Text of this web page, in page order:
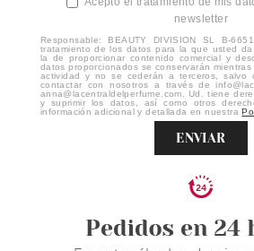
newsletter
Responsable: BEAUTY DIVISION SL B-
tratamiento de los datos para la que usted
la de proporcionar contenido comercial y
datos proporcionados se conservarán
actividad y no se cederán a terceros, salvo
contactar con nosotros a través de
anna@lacentraldelperfume.com. Ud. tiene
y suprimir los datos, así como otros
información adicional y detallada en nuestra
ENVIAR